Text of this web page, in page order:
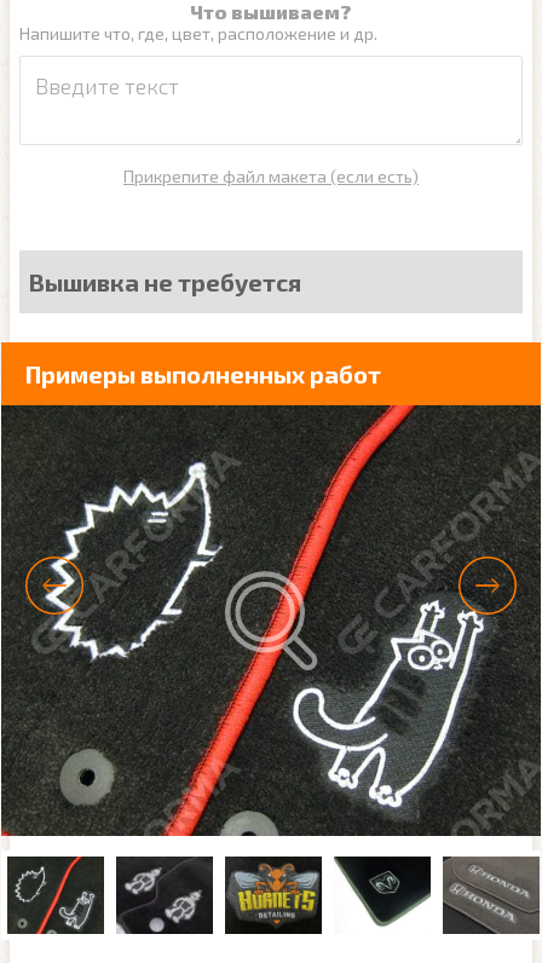
Что вышиваем?
Напишите что, где, цвет, расположение и др.
Прикрепите файл макета (если есть)
Вышивка не требуется
Примеры выполненных работ